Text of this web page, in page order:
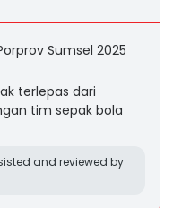
Sumsel 2025
terlepas dari
tim sepak bola
and reviewed by